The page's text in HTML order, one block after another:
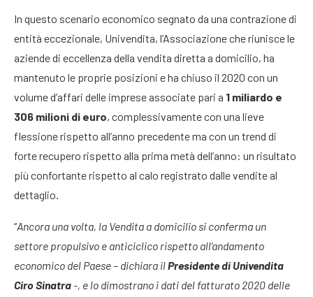
In questo scenario economico segnato da una contrazione di
entità eccezionale, Univendita, l’Associazione che riunisce le
aziende di eccellenza della vendita diretta a domicilio, ha
mantenuto le proprie posizioni e ha chiuso il 2020 con un
volume d’affari delle imprese associate pari a 1 miliardo e
306 milioni di euro, complessivamente con una lieve
flessione rispetto all’anno precedente ma con un trend di
forte recupero rispetto alla prima metà dell’anno: un risultato
più confortante rispetto al calo registrato dalle vendite al
dettaglio.
“Ancora una volta, la Vendita a domicilio si conferma un
settore propulsivo e anticiclico rispetto all’andamento
economico del Paese – dichiara ilPresidente di Univendita
Ciro Sinatra -, e lo dimostrano i dati del fatturato 2020 delle